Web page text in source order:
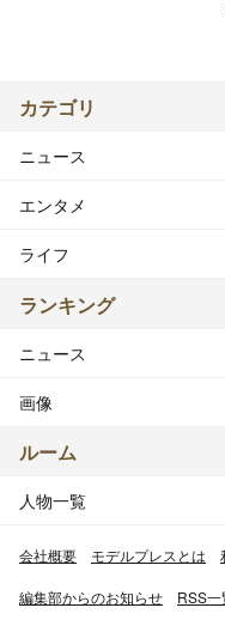
ヴァーグリーン・エン
■略歴
トされる。テレビドラ
2009年からファッショ
面ライダーオーズ/
13歳）であった。
専属モデルとなる。
2012年『ザテレビジョ
なる。
カテゴリ
ニュース
エンタメ
ライフ
ランキング
ニュース
画像
ルーム
人物一覧
会社概要 モデルプレスとは
編集部からのお知らせ RSS一